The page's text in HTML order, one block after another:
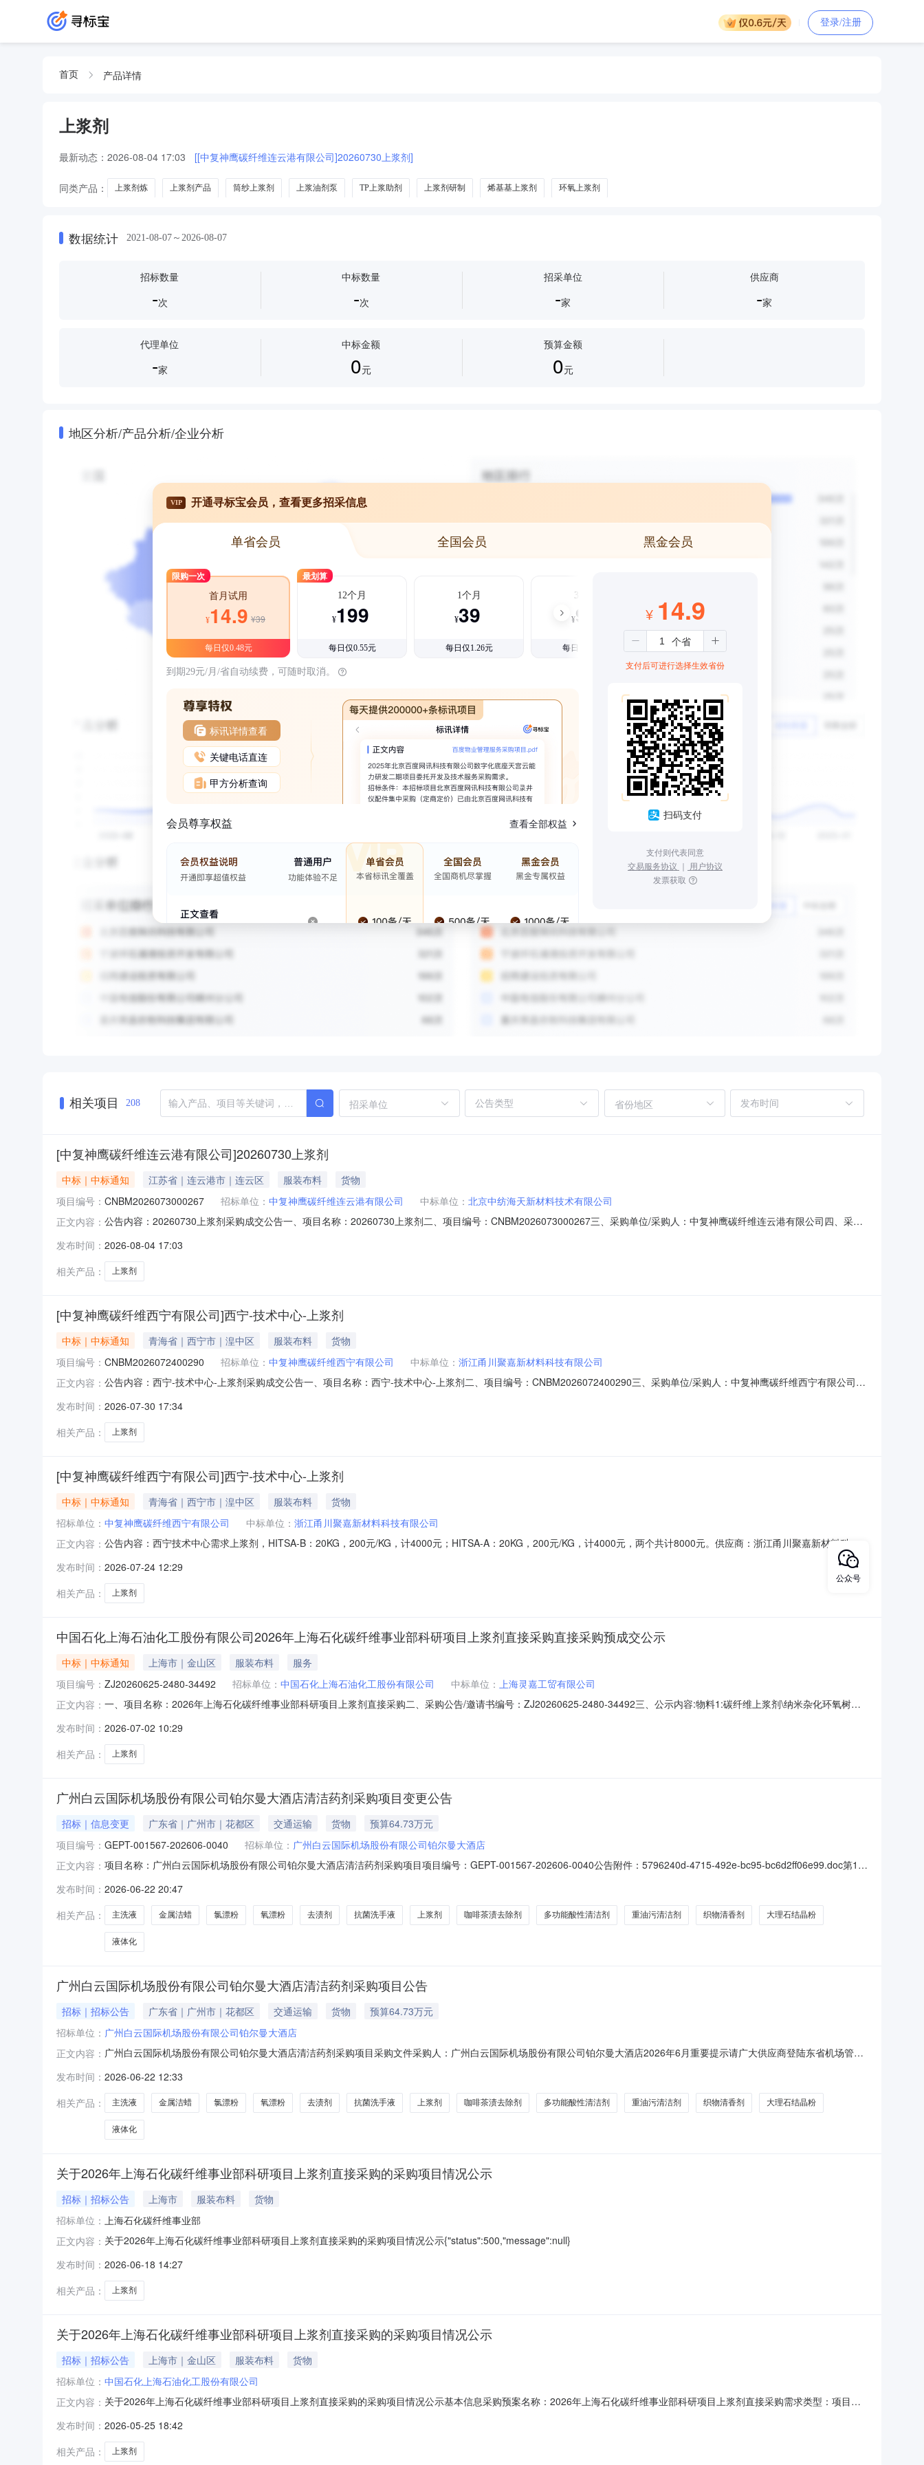
登录/注册
首页 产品详情
上浆剂
最新动态： 2026-08-04 17:03 [[中复神鹰碳纤维连云港有限公司]20260730上浆剂]
同类产品： 上浆剂炼 上浆剂产品 筒纱上浆剂 上浆油剂泵 TP上浆助剂 上浆剂研制 烯基基上浆剂 环氧上浆剂
数据统计 2021-08-07～2026-08-07
招标数量
-次
中标数量
-次
招采单位
-家
供应商
-家
代理单位
-家
中标金额
0元
预算金额
0元
地区分析/产品分析/企业分析
VIP 开通寻标宝会员，查看更多招采信息
单省会员 全国会员 黑金会员
限购一次
首月试用
¥14.9 ¥39
每日仅0.48元
最划算
12个月
¥199
每日仅0.55元
1个月
¥39
每日仅1.26元
3个月
¥99
每日仅1.08元
到期29元/月/省自动续费，可随时取消。
标讯详情查看
关键电话直连
甲方分析查询
会员尊享权益 查看全部权益
¥ 14.9
支付后可进行选择生效省份
扫码支付
支付则代表同意
交易服务协议 ｜ 用户协议
发票获取
相关项目 208 招采单位 省份地区
[中复神鹰碳纤维连云港有限公司]20260730上浆剂
中标｜中标通知 江苏省｜连云港市｜连云区 服装布料
货物
项目编号： CNBM2026073000267 招标单位： 中复神鹰碳纤维连云港有限公司 中标单位： 北京中纺海天新材料技术有限公司
正文内容： 公告内容：20260730上浆剂采购成交公告一、项目名称：20260730上浆剂二、项目编号：CNBM2026073000267三、采购单位/采购人：中复神鹰碳纤维连云港有限公司四、采购
发布时间： 2026-08-04 17:03
相关产品：
上浆剂
[中复神鹰碳纤维西宁有限公司]西宁-技术中心-上浆剂
中标｜中标通知 青海省｜西宁市｜湟中区 服装布料
货物
项目编号： CNBM2026072400290 招标单位： 中复神鹰碳纤维西宁有限公司 中标单位： 浙江甬川聚嘉新材料科技有限公司
正文内容： 公告内容：西宁-技术中心-上浆剂采购成交公告一、项目名称：西宁-技术中心-上浆剂二、项目编号：CNBM2026072400290三、采购单位/采购人：中复神鹰碳纤维西宁有限公司
发布时间： 2026-07-30 17:34
相关产品：
上浆剂
[中复神鹰碳纤维西宁有限公司]西宁-技术中心-上浆剂
中标｜中标通知 青海省｜西宁市｜湟中区 服装布料
货物
招标单位： 中复神鹰碳纤维西宁有限公司 中标单位： 浙江甬川聚嘉新材料科技有限公司
正文内容： 公告内容：西宁技术中心需求上浆剂，HITSA-B：20KG，200元/KG，计4000元；HITSA-A：20KG，200元/KG，计4000元，两个共计8000元。供应商：浙江甬川聚嘉新材料科技
发布时间： 2026-07-24 12:29
相关产品：
上浆剂
中国石化上海石油化工股份有限公司2026年上海石化碳纤维事业部科研项目上浆剂直接采购直接采购预成交公示
中标｜中标通知 上海市｜金山区 服装布料
服务
项目编号： ZJ20260625-2480-34492 招标单位： 中国石化上海石油化工股份有限公司 中标单位： 上海灵嘉工贸有限公司
正文内容： 一、项目名称：2026年上海石化碳纤维事业部科研项目上浆剂直接采购二、采购公告/邀请书编号：ZJ20260625-2480-34492三、公示内容:物料1:碳纤维上浆剂\纳米杂化环氧树脂
联系信息：联系人:蔡向明单位:中国石化上海石油化工股份有限公司联系电话:021-57941941邮箱:caixm5.shsh@s
发布时间： 2026-07-02 10:29
相关产品：
上浆剂
广州白云国际机场股份有限公司铂尔曼大酒店清洁药剂采购项目变更公告
招标｜信息变更 广东省｜广州市｜花都区 交通运输 货物
预算64.73万元
项目编号： GEPT-001567-202606-0040 招标单位： 广州白云国际机场股份有限公司铂尔曼大酒店
正文内容： 项目名称：广州白云国际机场股份有限公司铂尔曼大酒店清洁药剂采购项目项目编号：GEPT-001567-202606-0040公告附件：5796240d-4715-492e-bc95-bc6d2ff06e99.doc第1次
机场管理集团有限公司一体化数字交易系统“供应商管理”-“帮助中心”-“供应商平台操作手册”认真查阅平台使用方法，以有效参与项目。。目录第一部
发布时间： 2026-06-22 20:47
相关产品：
主洗液 金属洁蜡 氯漂粉 氧漂粉 去渍剂 抗菌洗手液 上浆剂 咖啡茶渍去除剂 多功能酸性清洁剂 重油污清洁剂 织物清香剂 大理石结晶粉
液体化
广州白云国际机场股份有限公司铂尔曼大酒店清洁药剂采购项目公告
招标｜招标公告 广东省｜广州市｜花都区 交通运输 货物
预算64.73万元
招标单位： 广州白云国际机场股份有限公司铂尔曼大酒店
正文内容： 广州白云国际机场股份有限公司铂尔曼大酒店清洁药剂采购项目采购文件采购人：广州白云国际机场股份有限公司铂尔曼大酒店2026年6月重要提示请广大供应商登陆东省机场管理
报价须知第四部分附录文件格式第五部分合同部分（含廉洁协议）第一部分采购公告各供应商：广州白云国际机场股份有限公司铂尔曼大酒店（以下简称“采购方”）现就铂尔曼大酒
店清洁药剂采购项目，邀请有相应
发布时间： 2026-06-22 12:33
相关产品：
主洗液 金属洁蜡 氯漂粉 氧漂粉 去渍剂 抗菌洗手液 上浆剂 咖啡茶渍去除剂 多功能酸性清洁剂 重油污清洁剂 织物清香剂 大理石结晶粉
液体化
关于2026年上海石化碳纤维事业部科研项目上浆剂直接采购的采购项目情况公示
招标｜招标公告 上海市 服装布料
货物
招标单位： 上海石化碳纤维事业部
正文内容： 关于2026年上海石化碳纤维事业部科研项目上浆剂直接采购的采购项目情况公示{"status":500,"message":null}
发布时间： 2026-06-18 14:27
相关产品：
上浆剂
关于2026年上海石化碳纤维事业部科研项目上浆剂直接采购的采购项目情况公示
招标｜招标公告 上海市｜金山区 服装布料
货物
招标单位： 中国石化上海石油化工股份有限公司
正文内容： 关于2026年上海石化碳纤维事业部科研项目上浆剂直接采购的采购项目情况公示基本信息采购预案名称：2026年上海石化碳纤维事业部科研项目上浆剂直接采购需求类型：项目需
下列物资，并且有意向报价，请在【提出异议】下拉列表中选择“申请参与”。序号物资编码物料描述计划交货期独家采购原因供应商名称有无产品目录物资信息序号物资编码物料描
述计划
发布时间： 2026-05-25 18:42
相关产品：
上浆剂
公众号